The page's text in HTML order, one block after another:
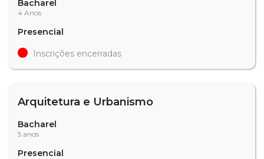
Bacharel
4 Anos
Presencial
Inscrições encerradas
Arquitetura e Urbanismo
Bacharel
5 anos
Presencial